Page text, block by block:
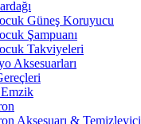
Güneş Koruyucu
Şampuanı
Takviyeleri
Aksesuarları
Aksesuarı & Temizleyici